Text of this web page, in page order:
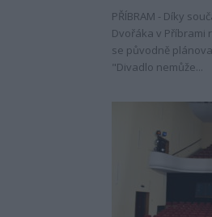
PŘÍBRAM - Díky
Dvořáka v Příbrami
se původně
"Divadlo nemůže...